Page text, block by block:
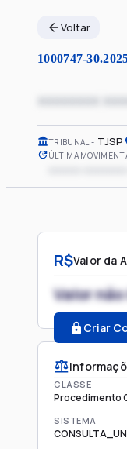
Voltar
1000747-
xxxxxxxx
TRIBUNAL TJSP
ÚLTIMA
R$Valor da
Valor
Criar
CLASSE
Procedimento
SISTEMA